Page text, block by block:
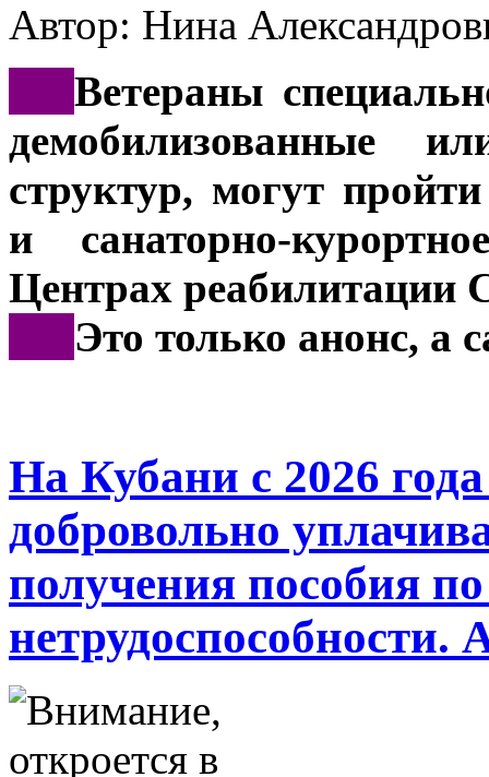
Автор: Нина
Ветераны
демобилизованные
структур, могут
и санаторно-
Центрах реабилитации
Это только анонс, а
На Кубани с 2026
добровольно
получения пособия
нетрудоспособности.